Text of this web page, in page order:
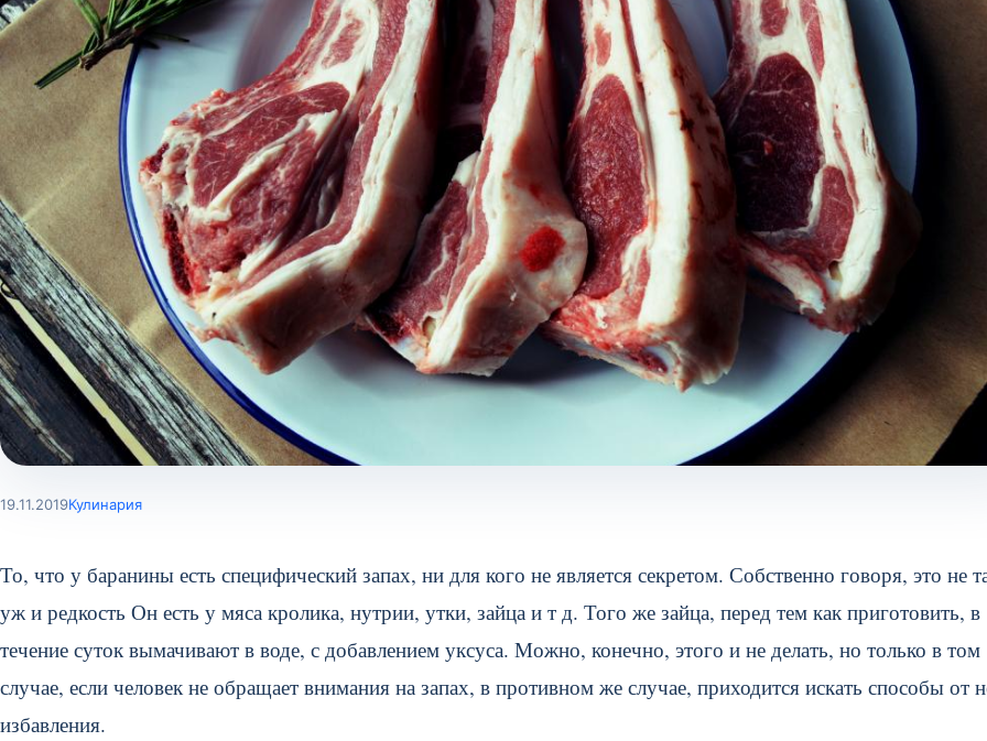
19.11.2019Кулинария
То, что у баранины есть специфический запах, ни для кого не является секретом. Собственно говоря, это не
уж и редкость Он есть у мяса кролика, нутрии, утки, зайца и т д. Того же зайца, перед тем как приготовить, в
течение суток вымачивают в воде, с добавлением уксуса. Можно, конечно, этого и не делать, но только в том
случае, если человек не обращает внимания на запах, в противном же случае, приходится искать способы от
избавления.